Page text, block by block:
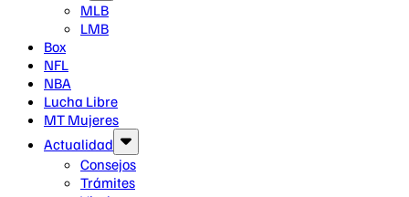
MLB
LMB
Box
NFL
NBA
Lucha Libre
MT Mujeres
Actualidad
Consejos
Trámites